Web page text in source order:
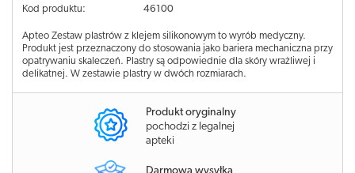
Kod produktu:
46100
Apteo Zestaw plastrów z klejem silikonowym to wyrób medyczny.
Produkt jest przeznaczony do stosowania jako bariera mechaniczna przy
opatrywaniu skaleczeń. Plastry są odpowiednie dla skóry wrażliwej i
delikatnej. W zestawie plastry w dwóch rozmiarach.
Produkt oryginalny
pochodzi z legalnej
apteki